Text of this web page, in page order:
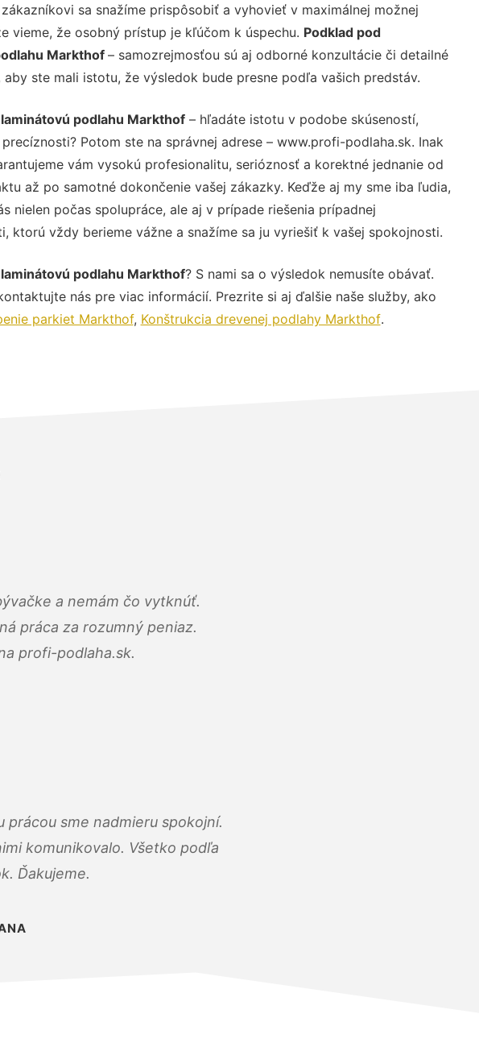
sa snažíme prispôsobiť a vyhovieť v maximálnej možnej
vieme, že osobný prístup je kľúčom k úspechu. Podklad pod
Markthof – samozrejmosťou sú aj odborné konzultácie či detailné
aby ste mali istotu, že výsledok bude presne podľa vašich predstáv.
podlahu Markthof– hľadáte istotu v podobe skúseností,
Potom ste na správnej adrese – www.profi-podlaha.sk. Inak
vám vysokú profesionalitu, serióznosť a korektné jednanie od
až po samotné dokončenie vašej zákazky. Keďže aj my sme iba ľudia,
nielen počas spolupráce, ale aj v prípade riešenia prípadnej
ktorú vždy berieme vážne a snažíme sa ju vyriešiť k vašej spokojnosti.
podlahu Markthof? S nami sa o výsledok nemusíte obávať.
nás pre viac informácií. Prezrite si aj ďalšie naše služby, ako
parkiet Markthof, Konštrukcia drevenej podlahy Markthof.
a nemám čo vytknúť.
práca za rozumný peniaz.
profi-podlaha.sk.
sme nadmieru spokojní.
komunikovalo. Všetko podľa
Ďakujeme.